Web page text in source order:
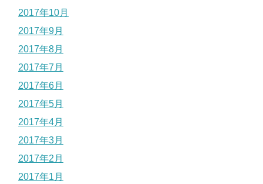
2017年10月
2017年9月
2017年8月
2017年7月
2017年6月
2017年5月
2017年4月
2017年3月
2017年2月
2017年1月